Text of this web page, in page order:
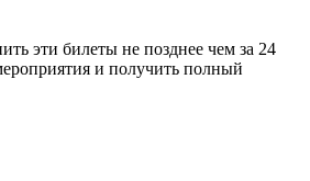
эти билеты не позднее чем за 24
и получить полный